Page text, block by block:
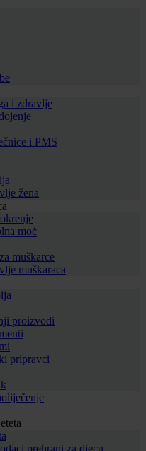
i zdravlje
i PMS
žena
moć
muškarce
muškaraca
proizvodi
pripravci
prehrani za djecu